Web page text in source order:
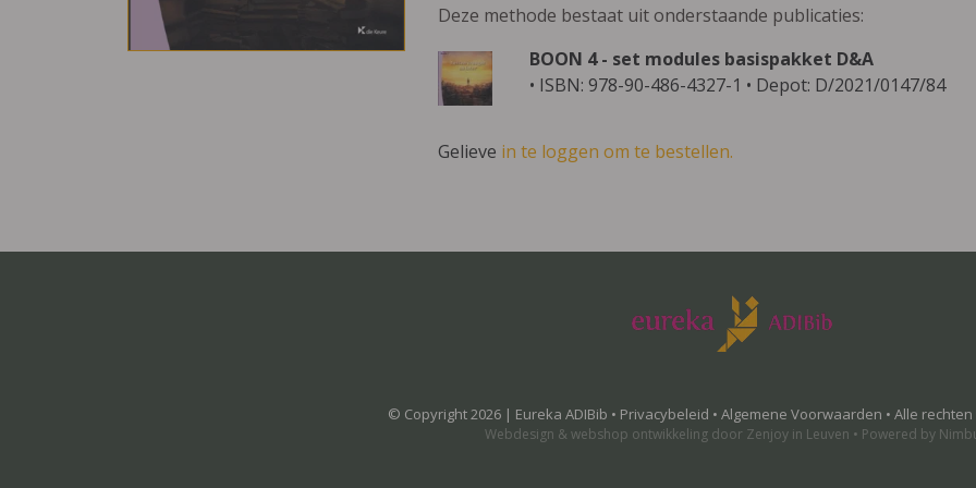
Deze methode bestaat uit onderstaande publicaties:
BOON 4 - set modules basispakket D&A
• ISBN: 978-90-486-4327-1 • Depot: D/2021/0147/84
Gelieve in te loggen om te bestellen.
© Copyright 2026 | Eureka ADIBib • Privacybeleid • Algemene Voorwaarden • Alle
Webdesign & webshop ontwikkelingdoor Zenjoy in Leuven • Powered by